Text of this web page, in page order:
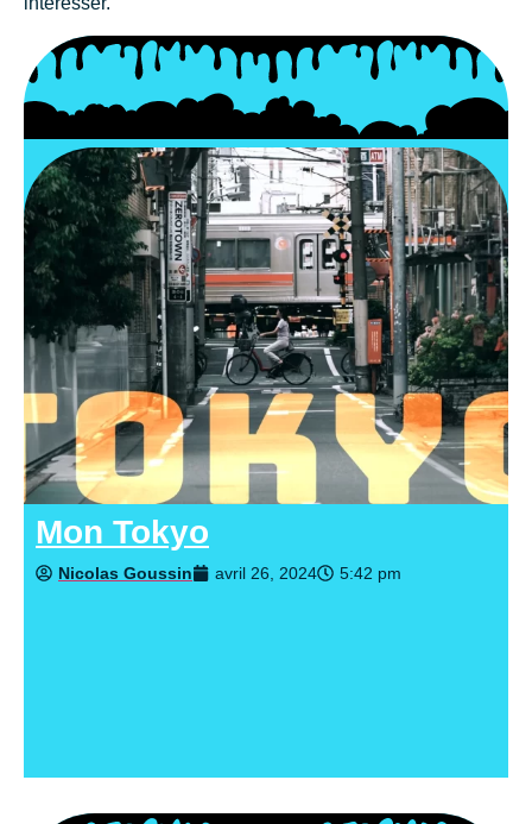
Mon Tokyo
Nicolas Goussin avril 26, 2024 5:42 pm